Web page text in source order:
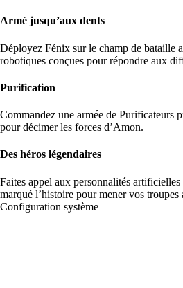
Armé jusqu’aux dents
Déployez Fénix sur le champ de bataille
robotiques conçues pour répondre aux
Purification
Commandez une armée de Purificateurs
pour décimer les forces d’Amon.
Des héros légendaires
Faites appel aux personnalités
marqué l’histoire pour mener vos troupes
Configuration système